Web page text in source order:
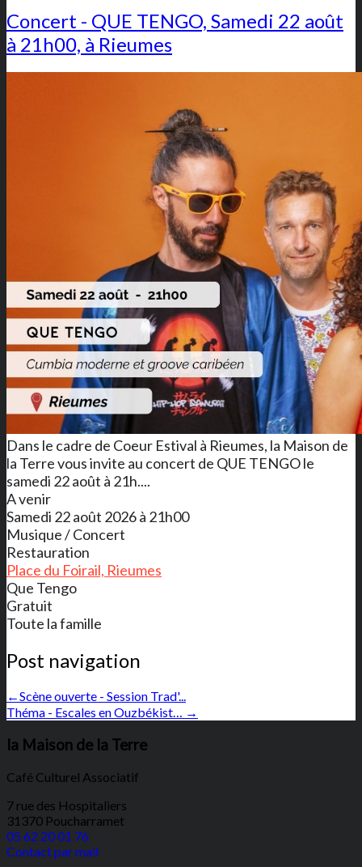
Concert - QUE TENGO, Samedi 22 août
à 21h00, à Rieumes
Dans le cadre de Coeur Estival à Rieumes, la Maison de
la Terre vous invite au concert de QUE TENGO le
samedi 22 août à 21h....
A venir
Samedi 22 août 2026 à 21h00
Musique / Concert
Restauration
Place du Foirail, Rieumes
Que Tengo
Gratuit
Toute la famille
Post navigation
←Scène ouverte - Session Trad'...
Théma - Escales en Ouzbékist… →
la Maison de la Terre
Café Culturel Associatif
7 rue des Hospitaliers
31370 Poucharramet
05 62 20 01 76
Contact par mail